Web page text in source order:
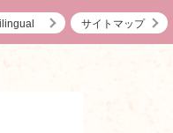
サイトマップ